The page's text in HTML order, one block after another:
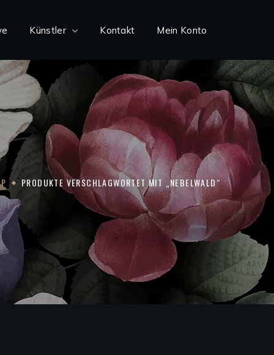
Künstler Kontakt Mein Konto
PRODUKTE VERSCHLAGWORTET MIT „NEBELWALD“